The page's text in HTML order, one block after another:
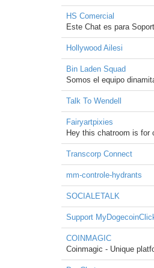
HS Comercial
Este Chat es para
Hollywood Ailesi
Bin Laden Squad
Somos el equipo
Talk To Wendell
Fairyartpixies
Hey this chatroom is
Transcorp Connect
mm-controle-hydrants
SOCIALETALK
Support
COINMAGIC
Coinmagic - Unique